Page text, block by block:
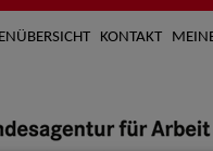
KONTAKT